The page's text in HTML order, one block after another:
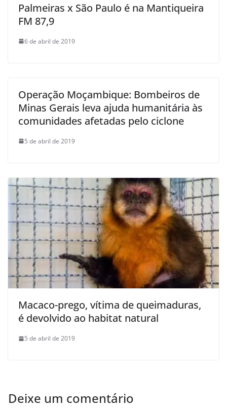
Palmeiras x São Paulo é na Mantiqueira
FM 87,9
6 de abril de 2019
Operação Moçambique: Bombeiros de
Minas Gerais leva ajuda humanitária às
comunidades afetadas pelo ciclone
5 de abril de 2019
Macaco-prego, vítima de queimaduras,
é devolvido ao habitat natural
5 de abril de 2019
Deixe um comentário